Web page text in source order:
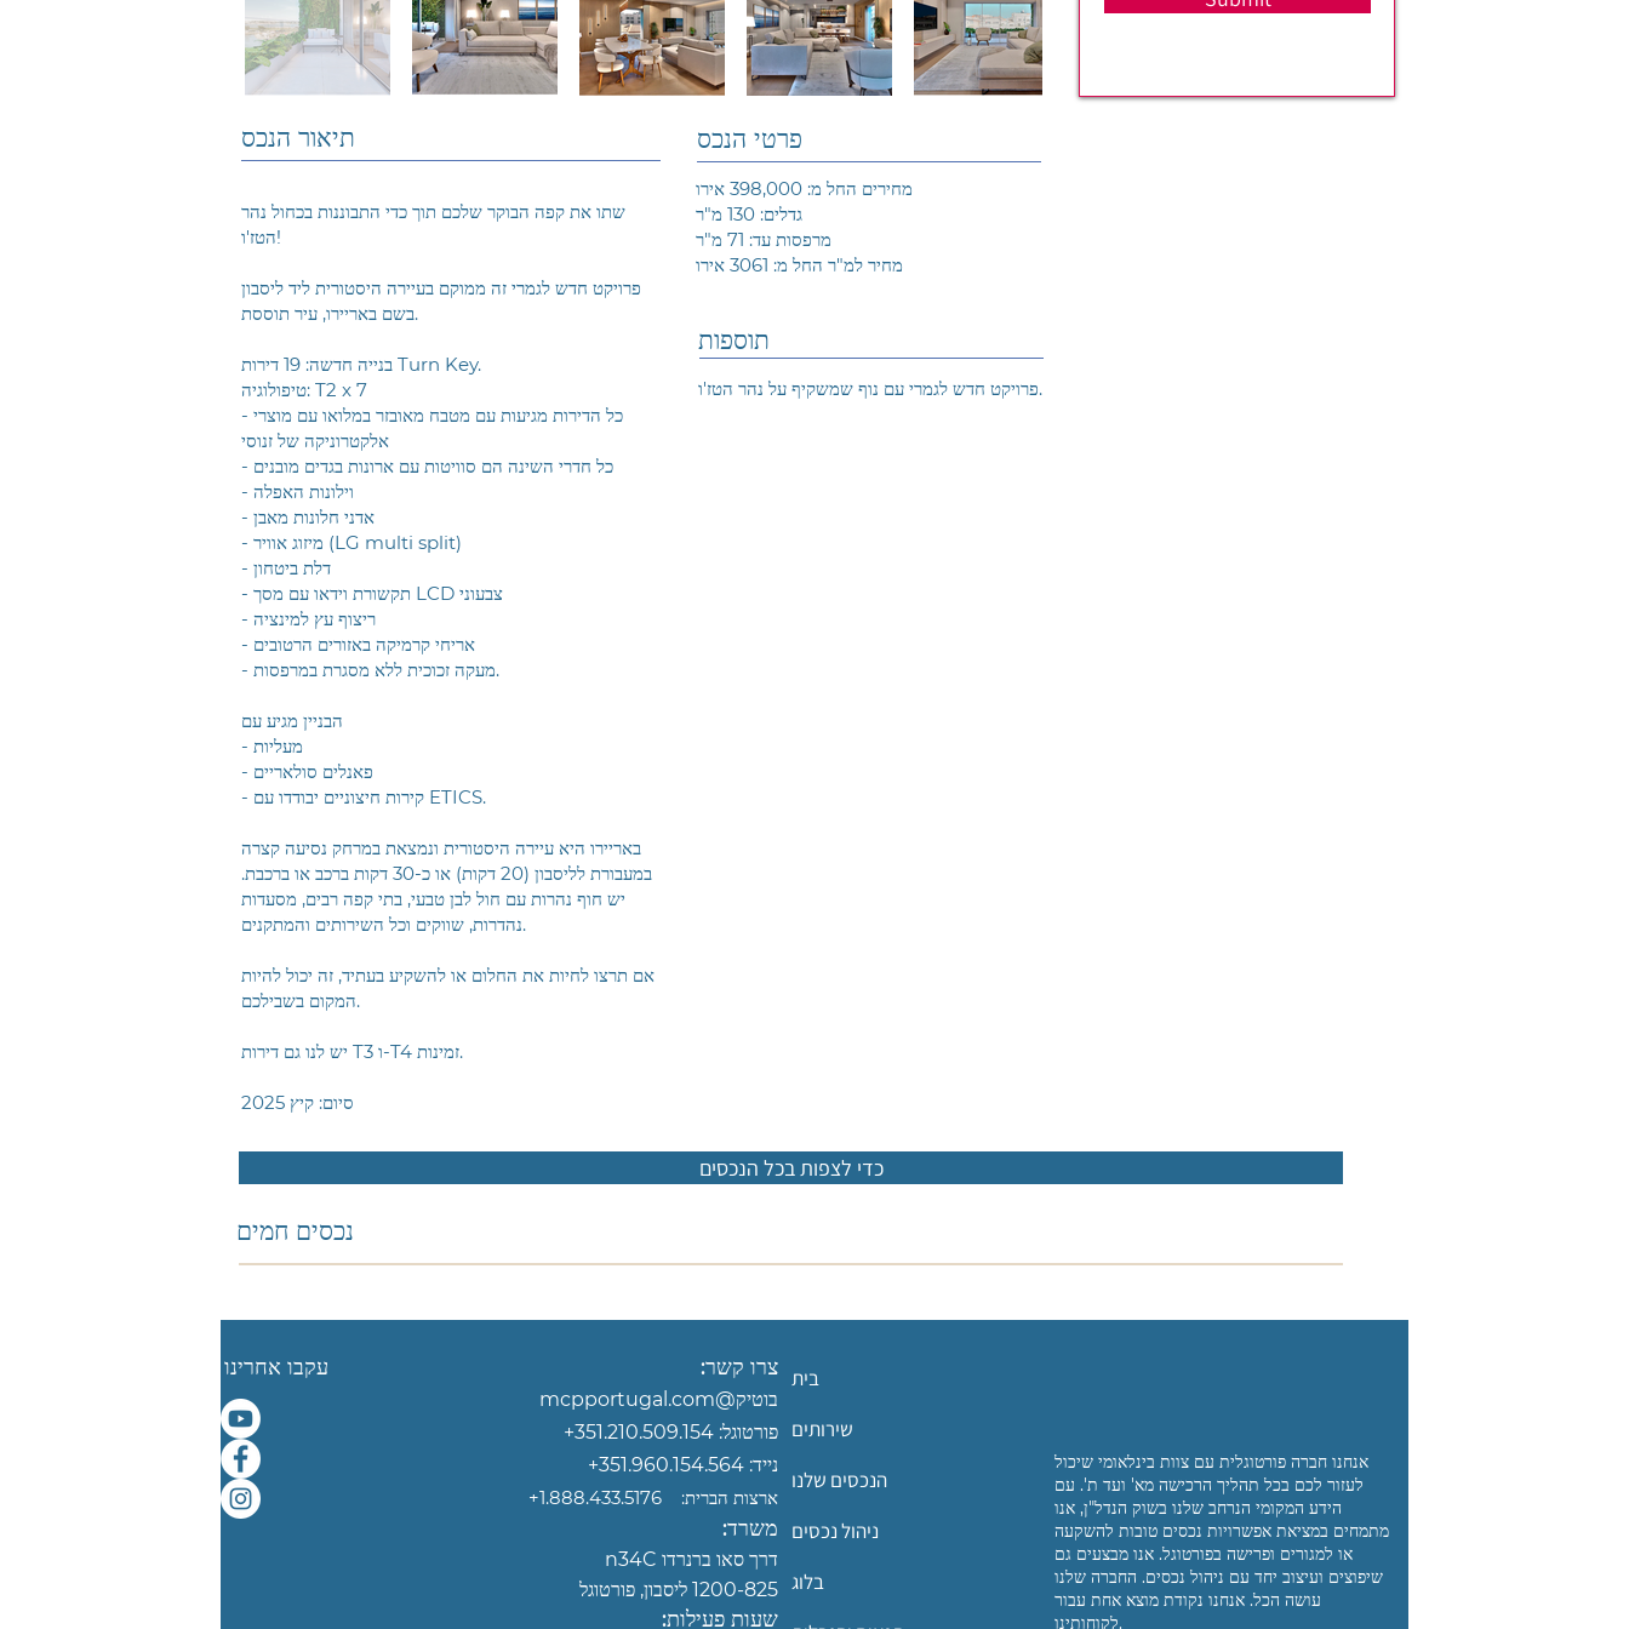
תיאור הנכס
שתו את קפה הבוקר שלכם תוך כדי התבוננות בכחול נהר
הטז'ו!
פרויקט חדש לגמרי זה ממוקם בעיירה היסטורית ליד ליסבון
בשם באריירו, עיר תוססת.
בנייה חדשה: 19 דירות Turn Key.
טיפולוגיה: T2 x 7
- כל הדירות מגיעות עם מטבח מאובזר במלואו עם מוצרי
אלקטרוניקה של זנוסי
- כל חדרי השינה הם סוויטות עם ארונות בגדים מובנים
- וילונות האפלה
- אדני חלונות מאבן
- מיזוג אוויר (LG multi split)
- דלת ביטחון
- תקשורת וידאו עם מסך LCD צבעוני
- ריצוף עץ למינציה
- אריחי קרמיקה באזורים הרטובים
- מעקה זכוכית ללא מסגרת במרפסות.
הבניין מגיע עם
- מעליות
- פאנלים סולאריים
- קירות חיצוניים יבודדו עם ETICS.
באריירו היא עיירה היסטורית ונמצאת במרחק נסיעה קצרה
במעבורת לליסבון (20 דקות) או כ-30 דקות ברכב או ברכבת.
יש חוף נהרות עם חול לבן טבעי, בתי קפה רבים, מסעדות
נהדרות, שווקים וכל השירותים והמתקנים.
אם תרצו לחיות את החלום או להשקיע בעתיד, זה יכול להיות
המקום בשבילכם.
יש לנו גם דירות T3 ו-T4 זמינות.
סיום: קיץ 2025
פרטי הנכס
מחירים החל מ: 398,000 אירו
גדלים: 130 מ"ר
מרפסות עד: 71 מ"ר
מחיר למ"ר החל מ: 3061 אירו
תוספות
פרויקט חדש לגמרי עם נוף שמשקיף על נהר הטז'ו.
כדי לצפות בכל הנכסים
נכסים חמים
עקבו אחרינו צרו קשר:
בוטיק@mcpportugal.com‏
פורטוגל: 351.210.509.154+
נייד: 351.960.154.564+
ארצות הברית:
‎+1.888.433.5176
משרד:
דרך סאו ברנרדו n34C
1200-825 ליסבון, פורטוגל
שעות פעילות:
בית
שירותים
הנכסים שלנו
ניהול נכסים
בלוג
אנחנו חברה פורטוגלית עם צוות בינלאומי שיכול
לעזור לכם בכל תהליך הרכישה מא' ועד ת'. עם
הידע המקומי הנרחב שלנו בשוק הנדל"ן, אנו
מתמחים במציאת אפשרויות נכסים טובות להשקעה
או למגורים ופרישה בפורטוגל. אנו מבצעים גם
שיפוצים ועיצוב יחד עם ניהול נכסים. החברה שלנו
עושה הכל. אנחנו נקודת מוצא אחת עבור
לקוחותינו.